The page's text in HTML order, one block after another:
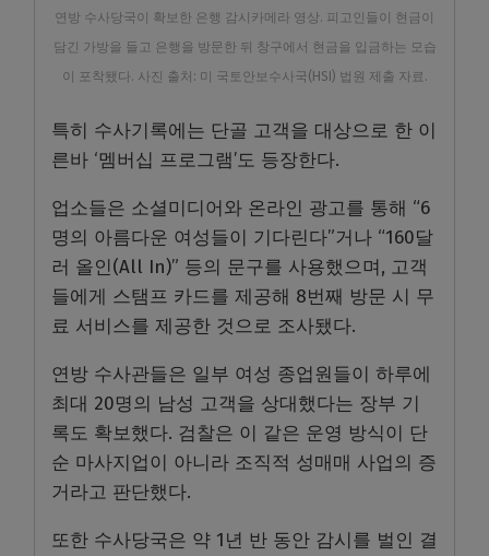
연방 수사당국이 확보한 은행 감시카메라 영상. 피고인들이 현금이
담긴 가방을 들고 은행을 방문한 뒤 창구에서 현금을 입금하는 모습
이 포착됐다. 사진 출처: 미 국토안보수사국(HSI) 법원 제출 자료.
특히 수사기록에는 단골 고객을 대상으로 한 이
른바 ‘멤버십 프로그램’도 등장한다.
업소들은 소셜미디어와 온라인 광고를 통해 “6
명의 아름다운 여성들이 기다린다”거나 “160달
러 올인(All In)” 등의 문구를 사용했으며, 고객
들에게 스탬프 카드를 제공해 8번째 방문 시 무
료 서비스를 제공한 것으로 조사됐다.
연방 수사관들은 일부 여성 종업원들이 하루에
최대 20명의 남성 고객을 상대했다는 장부 기
록도 확보했다. 검찰은 이 같은 운영 방식이 단
순 마사지업이 아니라 조직적 성매매 사업의 증
거라고 판단했다.
또한 수사당국은 약 1년 반 동안 감시를 벌인 결